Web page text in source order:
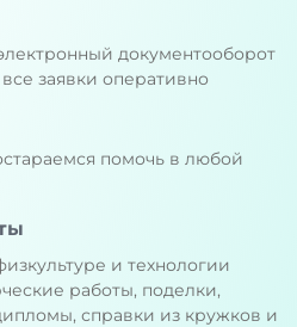
документооборот
заявки оперативно
помочь в любой
и технологии
работы, поделки,
справки из кружков и